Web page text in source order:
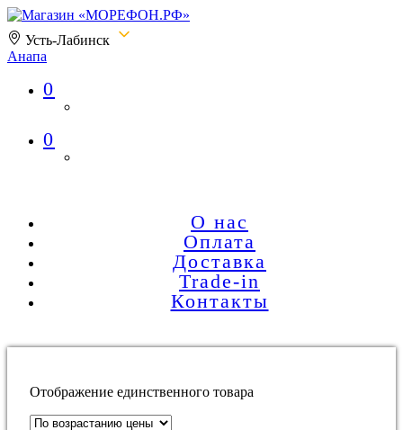
Усть-Лабинск
Анапа
Магазин «МОРЕФОН.РФ»
0
0
О нас
Оплата
Доставка
Trade-in
Контакты
Отображение единственного товара